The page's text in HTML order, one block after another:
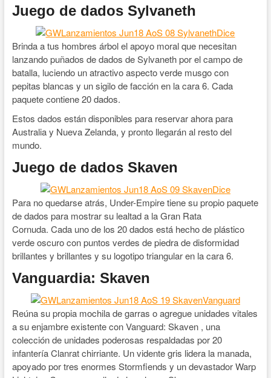
Juego de dados Sylvaneth
Brinda a tus hombres árbol el apoyo moral que necesitan
lanzando puñados de dados de Sylvaneth por el campo de
batalla, luciendo un atractivo aspecto verde musgo con
pepitas blancas y un sigilo de facción en la cara 6. Cada
paquete contiene 20 dados.
Estos dados están disponibles para reservar ahora para
Australia y Nueva Zelanda, y pronto llegarán al resto del
mundo.
Juego de dados Skaven
Para no quedarse atrás, Under-Empire tiene su propio paquete
de dados para mostrar su lealtad a la Gran Rata
Cornuda. Cada uno de los 20 dados está hecho de plástico
verde oscuro con puntos verdes de piedra de disformidad
brillantes y brillantes y su logotipo triangular en la cara 6.
Vanguardia: Skaven
Reúna su propia mochila de garras o agregue unidades vitales
a su enjambre existente con Vanguard: Skaven , una
colección de unidades poderosas respaldadas por 20
infantería Clanrat chirriante. Un vidente gris lidera la manada,
apoyado por tres enormes Stormfiends y un devastador Warp